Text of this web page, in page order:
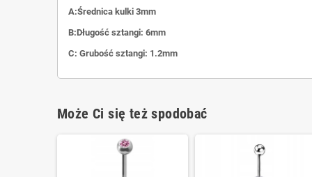
A:Średnica kulki 3mm
B:Długość sztangi: 6mm
C: Grubość sztangi: 1.2mm
Może Ci się też spodobać